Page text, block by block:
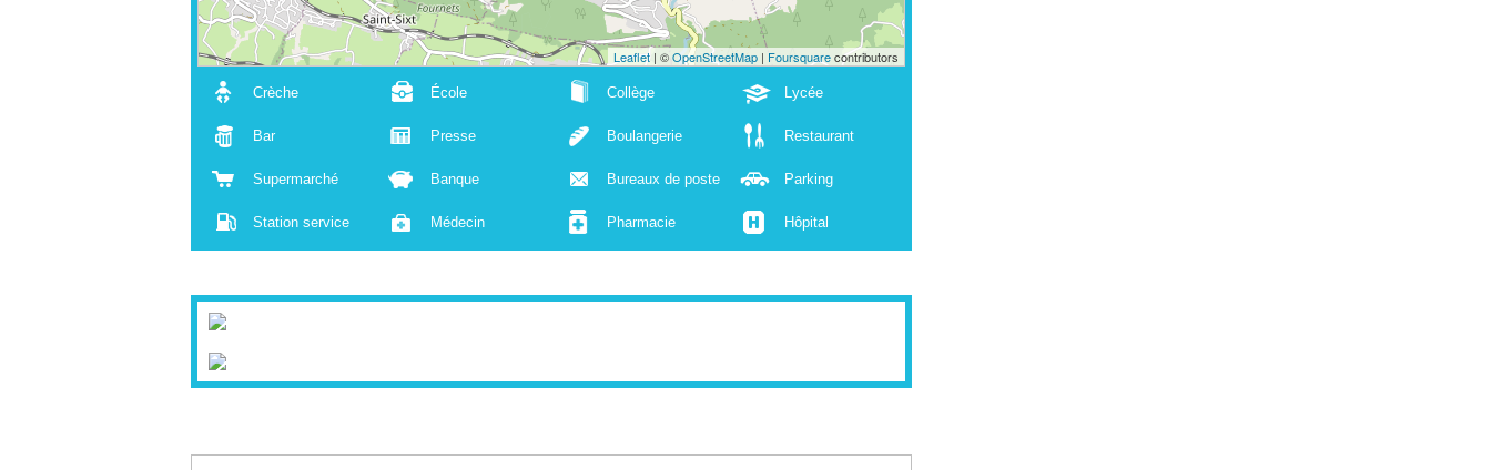
Leaflet | ©OpenStreetMap | Foursquarecontributors
Crèche École Collège Lycée
Bar Presse Boulangerie Restaurant
Supermarché Banque Bureaux de poste Parking
Station service Médecin Pharmacie Hôpital